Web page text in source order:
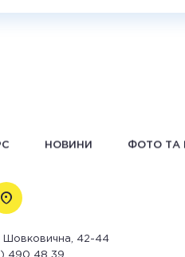
НОВИНИ ФОТО ТА
Шовковична, 42-44
490 48 39